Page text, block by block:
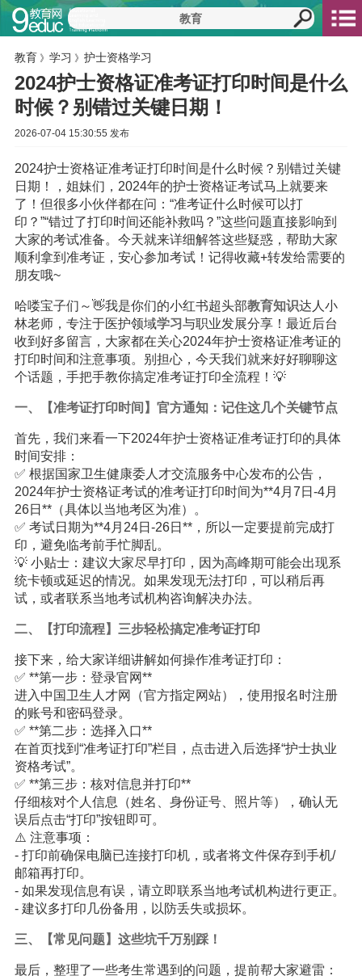
教育 》 学习 》 护士资格学习
2024护士资格证准考证打印时间是什么
时候？别错过关键日期！
2026-07-04 15:30:55 发布
2024护士资格证准考证打印时间是什么时候？别错过关键
日期！，姐妹们，2024年的护士资格证考试马上就要来
了！但很多小伙伴都在问：“准考证什么时候可以打
印？”“错过了打印时间还能补救吗？”这些问题直接影响到
大家的考试准备。今天就来详细解答这些疑惑，帮助大家
顺利拿到准考证，安心参加考试！记得收藏+转发给需要的
朋友哦~
哈喽宝子们～👋我是你们的小红书超头部教育知识达人小
林老师，专注于医护领域学习与职业发展分享！最近后台
收到好多留言，大家都在关心2024年护士资格证准考证的
打印时间和注意事项。别担心，今天我们就来好好聊聊这
个话题，手把手教你搞定准考证打印全流程！💡
一、【准考证打印时间】官方通知：记住这几个关键节点
首先，我们来看一下2024年护士资格证准考证打印的具体
时间安排：
✅ 根据国家卫生健康委人才交流服务中心发布的公告，
2024年护士资格证考试的准考证打印时间为**4月7日-4月
26日**（具体以当地考区为准）。
✅ 考试日期为**4月24日-26日**，所以一定要提前完成打
印，避免临考前手忙脚乱。
💡 小贴士：建议大家尽早打印，因为高峰期可能会出现系
统卡顿或延迟的情况。如果发现无法打印，可以稍后再
试，或者联系当地考试机构咨询解决办法。
二、【打印流程】三步轻松搞定准考证打印
接下来，给大家详细讲解如何操作准考证打印：
✅ **第一步：登录官网**
进入中国卫生人才网（官方指定网站），使用报名时注册
的账号和密码登录。
✅ **第二步：选择入口**
在首页找到“准考证打印”栏目，点击进入后选择“护士执业
资格考试”。
✅ **第三步：核对信息并打印**
仔细核对个人信息（姓名、身份证号、照片等），确认无
误后点击“打印”按钮即可。
⚠️ 注意事项：
- 打印前确保电脑已连接打印机，或者将文件保存到手机/
邮箱再打印。
- 如果发现信息有误，请立即联系当地考试机构进行更正。
- 建议多打印几份备用，以防丢失或损坏。
三、【常见问题】这些坑千万别踩！
最后，整理了一些考生常遇到的问题，提前帮大家避雷：